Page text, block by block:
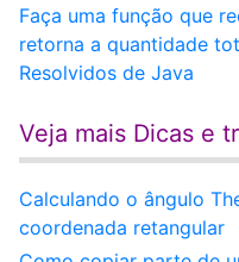
Faça uma função que
retorna a quantidade
Resolvidos de Java
Veja mais Dicas e
Calculando o ângulo
coordenada retangular